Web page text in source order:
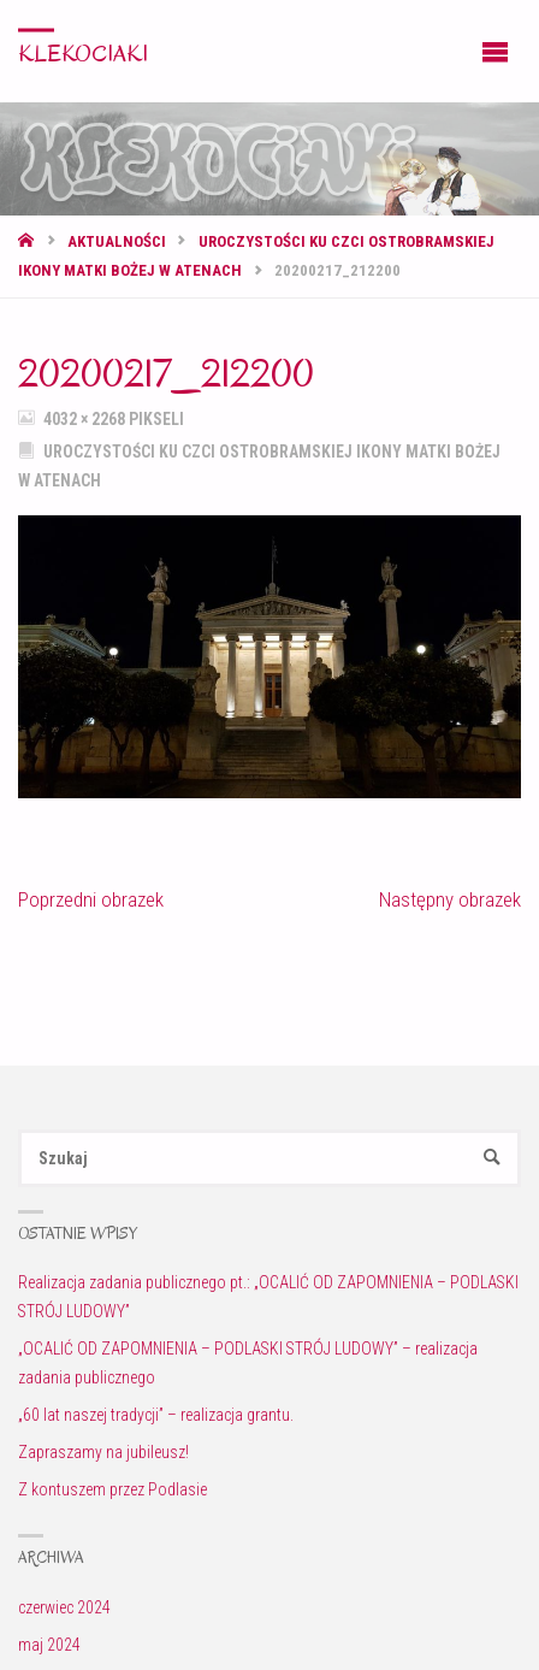
KLEKOCIAKI
STRONA
GŁÓWNA
AKTUALNOŚCI
UROCZYSTOŚCI KU CZCI OSTROBRAMSKIEJ
IKONY MATKI BOŻEJ W ATENACH
20200217_212200
20200217_212200
PEŁNY
ROZMIAR
4032 × 2268 PIKSELI
UROCZYSTOŚCI KU CZCI OSTROBRAMSKIEJ IKONY MATKI BOŻEJ
W ATENACH
Poprzedni obrazek Następny obrazek
SZUKAJ
OSTATNIE WPISY
Realizacja zadania publicznego pt.: „OCALIĆ OD ZAPOMNIENIA – PODLASKI
STRÓJ LUDOWY”
„OCALIĆ OD ZAPOMNIENIA – PODLASKI STRÓJ LUDOWY” – realizacja
zadania publicznego
„60 lat naszej tradycji” – realizacja grantu.
Zapraszamy na jubileusz!
Z kontuszem przez Podlasie
ARCHIWA
czerwiec 2024
maj 2024